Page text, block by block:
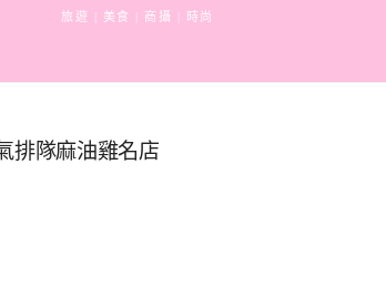
旅遊 | 美食 | 商攝 | 時尚
排隊麻油雞名店